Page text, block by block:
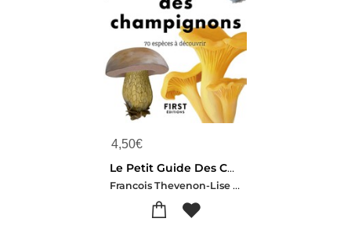
4,50€
Le Petit Guide Des Champignons : 70 Especes A Decouvrir
Francois Thevenon-Lise Herzog